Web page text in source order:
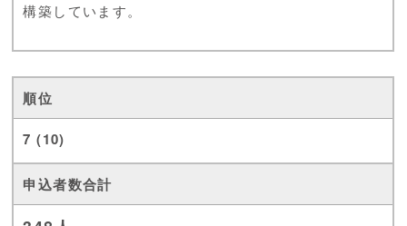
構築しています。
7 (10)